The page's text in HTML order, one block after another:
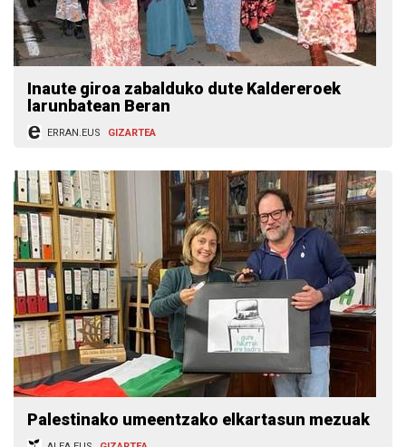
Inaute giroa zabalduko dute Kaldereroek
larunbatean Beran
ERRAN.EUS GIZARTEA
Palestinako umeentzako elkartasun mezuak